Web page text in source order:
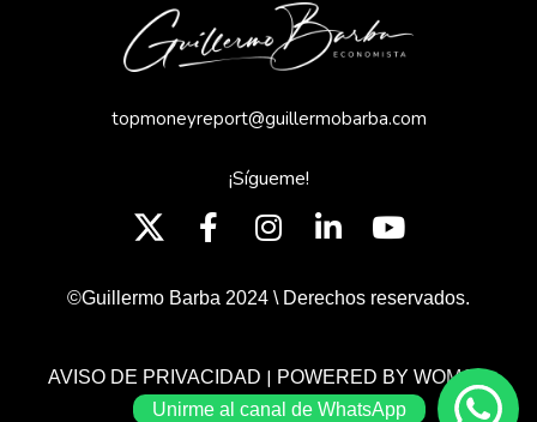
topmoneyreport@guillermobarba.com
¡Sígueme!
©Guillermo Barba 2024 \ Derechos reservados.
AVISO DE PRIVACIDAD | POWERED BY WOMGP
Unirme al canal de WhatsApp